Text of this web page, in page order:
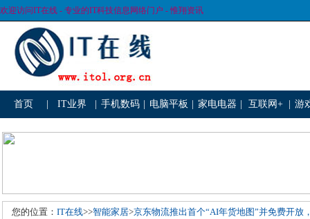
欢迎访问IT在线 - 专业的IT科技信息网络门户 - 惟翔资讯
首页 IT业界 手机数码 电脑平板 家电电器 互联网+ 游
您的位置： IT在线>>智能家居>京东物流推出首个“AI年货地图”并免费开放